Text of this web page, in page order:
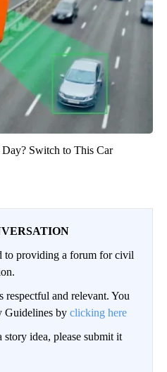
Switch to This Car
providing a forum for civil
respectful and relevant. You
Guidelines by clicking here
idea, please submit it